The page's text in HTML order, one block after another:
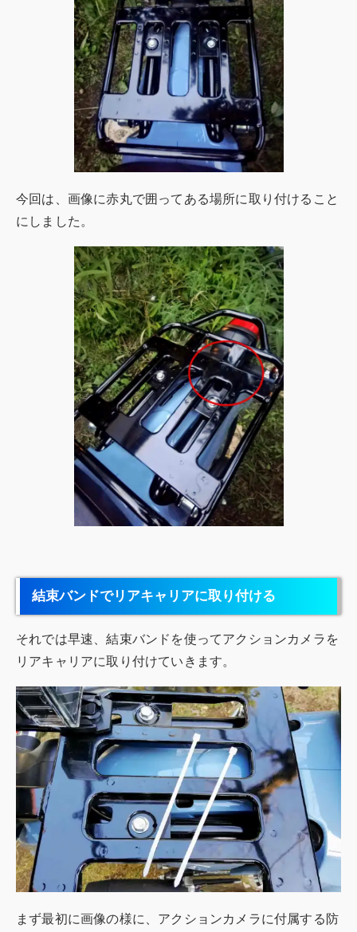
今回は、画像に赤丸で囲ってある場所に取り付けること
にしました。
結束バンドでリアキャリアに取り付ける
それでは早速、結束バンドを使ってアクションカメラを
リアキャリアに取り付けていきます。
まず最初に画像の様に、アクションカメラに付属する防